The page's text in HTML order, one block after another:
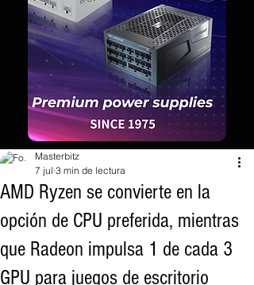
AMD Ryzen se convierte en la
opción de CPU preferida, mientras
que Radeon impulsa 1 de cada 3
GPU para juegos de escritorio
Masterbitz
7 jul 3 min de lectura